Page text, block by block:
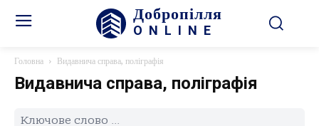
Добропілля
ONLINE
Головна Видавнича справа, поліграфія
Видавнича справа, поліграфія